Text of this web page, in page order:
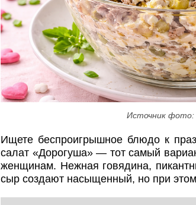
Источник фото:
Ищете беспроигрышное блюдо к
салат «Дорогуша» — тот самый
женщинам. Нежная говядина,
сыр создают насыщенный, но при